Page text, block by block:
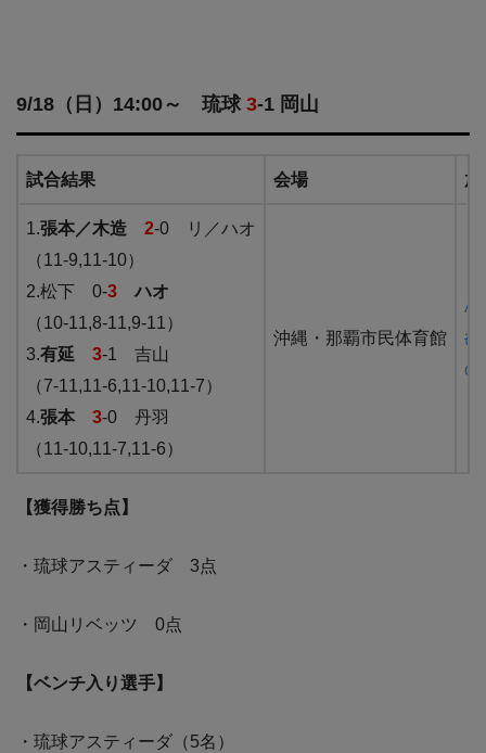
9/18（日）14:00～ 琉球 3-1 岡山
試合結果 会場 放
1.張本／木造 2-0 リ／ハオ
（11-9,11-10）
2.松下 0-3 ハオ
（10-11,8-11,9-11）
3.有延 3-1 吉山
（7-11,11-6,11-10,11-7）
4.張本 3-0 丹羽
（11-10,11-7,11-6）
沖縄・那覇市民体育館
ひ
【獲得勝ち点】
・琉球アスティーダ 3点
・岡山リベッツ 0点
【ベンチ入り選手】
・琉球アスティーダ（5名）